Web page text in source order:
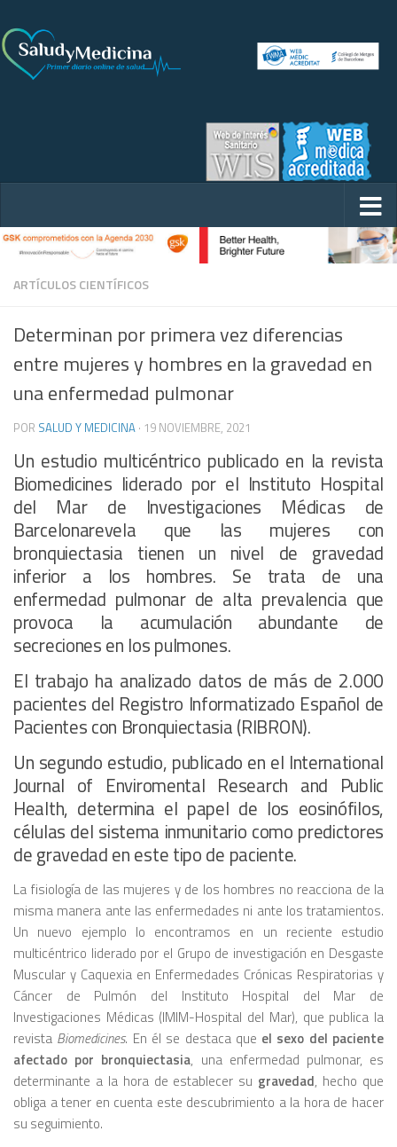
ARTÍCULOS CIENTÍFICOS
Determinan por primera vez diferencias
entre mujeres y hombres en la gravedad en
una enfermedad pulmonar
POR SALUD Y MEDICINA · 19 NOVIEMBRE, 2021
Un estudio multicéntrico publicado en la revista
Biomedicines liderado por el Instituto Hospital
del Mar de Investigaciones Médicas de
Barcelonarevela que las mujeres con
bronquiectasia tienen un nivel de gravedad
inferior a los hombres. Se trata de una
enfermedad pulmonar de alta prevalencia que
provoca la acumulación abundante de
secreciones en los pulmones.
El trabajo ha analizado datos de más de 2.000
pacientes del Registro Informatizado Español de
Pacientes con Bronquiectasia (RIBRON).
Un segundo estudio, publicado en el International
Journal of Enviromental Research and Public
Health, determina el papel de los eosinófilos,
células del sistema inmunitario como predictores
de gravedad en este tipo de paciente.
La fisiología de las mujeres y de los hombres no reacciona de la
misma manera ante las enfermedades ni ante los tratamientos.
Un nuevo ejemplo lo encontramos en un reciente estudio
multicéntrico liderado por el Grupo de investigación en Desgaste
Muscular y Caquexia en Enfermedades Crónicas Respiratorias y
Cáncer de Pulmón del Instituto Hospital del Mar de
Investigaciones Médicas (IMIM-Hospital del Mar), que publica la
revista Biomedicines. En él se destaca que el sexo del paciente
afectado por bronquiectasia, una enfermedad pulmonar, es
determinante a la hora de establecer su gravedad, hecho que
obliga a tener en cuenta este descubrimiento a la hora de hacer
su seguimiento.